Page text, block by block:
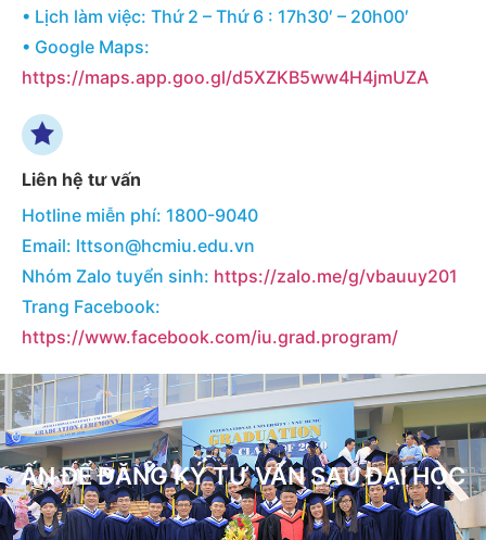
• Lịch làm việc: Thứ 2 – Thứ 6 : 17h30′ – 20h00′
• Google Maps:
https://maps.app.goo.gl/d5XZKB5ww4H4jmUZA
Liên hệ tư vấn
Hotline miễn phí: 1800-9040
Email: lttson@hcmiu.edu.vn
Nhóm Zalo tuyển sinh: https://zalo.me/g/vbauuy201
Trang Facebook:
https://www.facebook.com/iu.grad.program/
ẤN ĐỂ ĐĂNG KÝ TƯ VẤN SAU ĐẠI HỌC